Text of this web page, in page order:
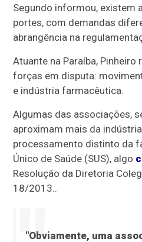
Segundo informou, existem
portes, com demandas
abrangência na
Atuante na Paraíba, Pinheiro
forças em disputa:
e indústria farmacêutica.
Algumas das associações,
aproximam mais da
processamento distinto da
Único de Saúde (SUS), algo
Resolução da Diretoria
18/2013..
"Obviamente, uma